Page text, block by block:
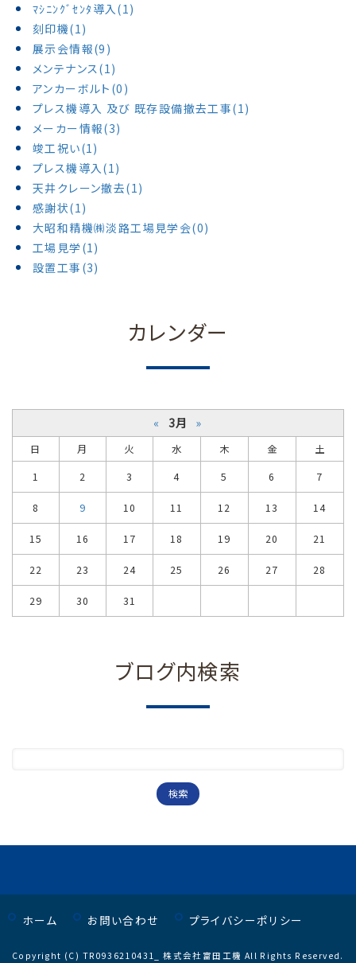
ﾏｼﾆﾝｸﾞｾﾝﾀ導入(1)
刻印機(1)
展示会情報(9)
メンテナンス(1)
アンカーボルト(0)
プレス機導入 及び 既存設備撤去工事(1)
メーカー情報(3)
竣工祝い(1)
プレス機導入(1)
天井クレーン撤去(1)
感謝状(1)
大昭和精機㈱淡路工場見学会(0)
工場見学(1)
設置工事(3)
カレンダー
« 3月 »
日 月 火 水 木 金
土
1
2 3 4 5 6 7
8 9 10 11 12 13 14
15 16 17 18 19 20 21
22 23 24 25 26 27 28
29 30 31
ブログ内検索
ホーム お問い合わせ プライバシーポリシー
Copyright (C) TR0936210431_ 株式会社富田工機 All Rights Reserved.